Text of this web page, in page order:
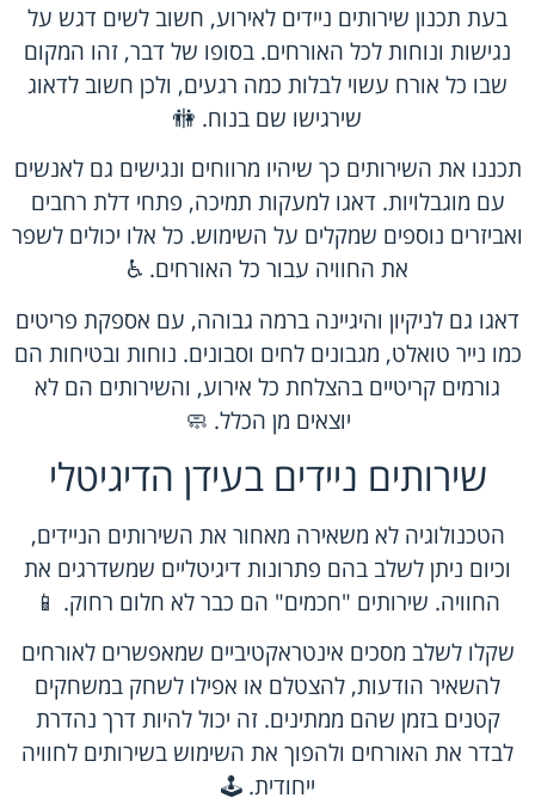
בעת תכנון שירותים ניידים לאירוע, חשוב לשים דגש על
נגישות ונוחות לכל האורחים. בסופו של דבר, זהו המקום
שבו כל אורח עשוי לבלות כמה רגעים, ולכן חשוב לדאוג
שירגישו שם בנוח. 🚻
תכננו את השירותים כך שיהיו מרווחים ונגישים גם לאנשים
עם מוגבלויות. דאגו למעקות תמיכה, פתחי דלת רחבים
ואביזרים נוספים שמקלים על השימוש. כל אלו יכולים לשפר
את החוויה עבור כל האורחים. ♿
דאגו גם לניקיון והיגיינה ברמה גבוהה, עם אספקת פריטים
כמו נייר טואלט, מגבונים לחים וסבונים. נוחות ובטיחות הם
גורמים קריטיים בהצלחת כל אירוע, והשירותים הם לא
יוצאים מן הכלל. 🧼
שירותים ניידים בעידן הדיגיטלי
הטכנולוגיה לא משאירה מאחור את השירותים הניידים,
וכיום ניתן לשלב בהם פתרונות דיגיטליים שמשדרגים את
החוויה. שירותים "חכמים" הם כבר לא חלום רחוק. 📱
שקלו לשלב מסכים אינטראקטיביים שמאפשרים לאורחים
להשאיר הודעות, להצטלם או אפילו לשחק במשחקים
קטנים בזמן שהם ממתינים. זה יכול להיות דרך נהדרת
לבדר את האורחים ולהפוך את השימוש בשירותים לחוויה
ייחודית. 🕹️